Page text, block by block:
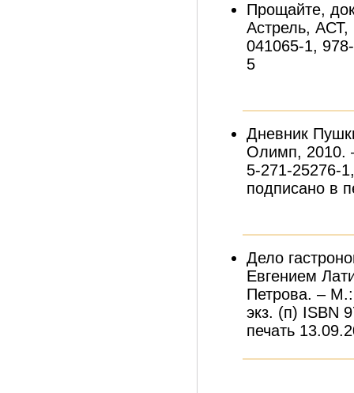
Прощайте,
Астрель, АСТ,
041065-1,
5
Дневник
Олимп, 2010.
5-271-25276-
подписано в
Дело
Евгением
Петрова. –
экз. (п) ISBN
печать